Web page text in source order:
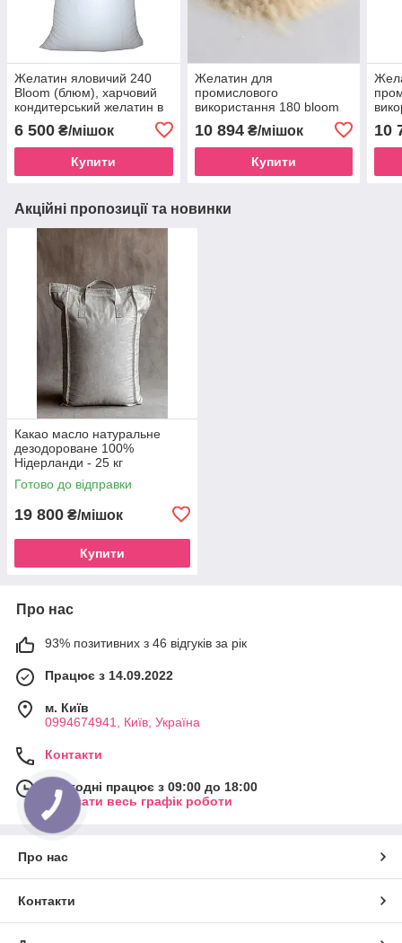
Желатин яловичий 240
Bloom (блюм), харчовий
кондитерський желатин в
6 500 ₴/мішок
Купити
Желатин для
промислового
використання 180 bloom
Нідерланди (Фасування
мішок по 25 кг)
10 894₴/мішок
Купити
10
Акційні пропозиції та новинки
Какао масло натуральне
дезодороване 100%
Нідерланди - 25 кг
Готово до відправки
19 800 ₴/мішок
Купити
Про нас
93% позитивних з 46 відгуків за рік
Працює з 14.09.2022
м. Київ
0994674941, Київ, Україна
Контакти
Сьогодні працює з 09:00 до 18:00
Показати весь графік роботи
Про нас
Контакти